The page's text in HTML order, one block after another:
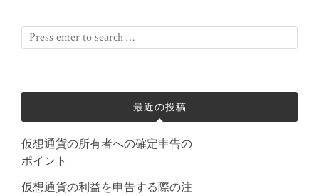
最近の投稿
仮想通貨の所有者への確定申告の
ポイント
仮想通貨の利益を申告する際の注